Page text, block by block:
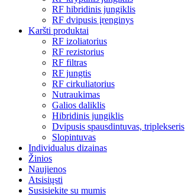
RF hibridinis jungiklis
RF dvipusis įrenginys
Karšti produktai
RF izoliatorius
RF rezistorius
RF filtras
RF jungtis
RF cirkuliatorius
Nutraukimas
Galios daliklis
Hibridinis jungiklis
Dvipusis spausdintuvas, triplekseris
Slopintuvas
Individualus dizainas
Žinios
Naujienos
Atsisiųsti
Susisiekite su mumis